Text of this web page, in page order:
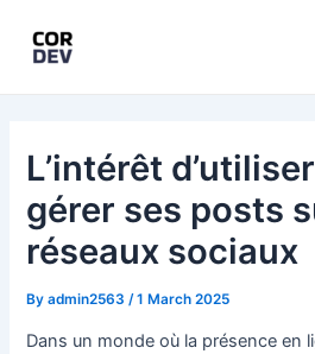
content
L’intérêt
gérer ses posts
réseaux sociaux
Byadmin2563 /1 March 2025
Dans un monde où la présence en